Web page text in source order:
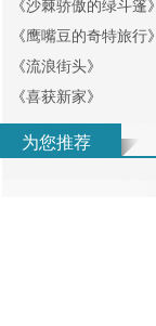
《沙棘骄傲的绿斗篷》
《鹰嘴豆的奇特旅行》
《流浪街头》
《喜获新家》
为您推荐